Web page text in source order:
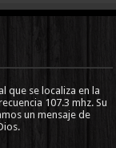
que se localiza en la
107.3 mhz. Su
un mensaje de